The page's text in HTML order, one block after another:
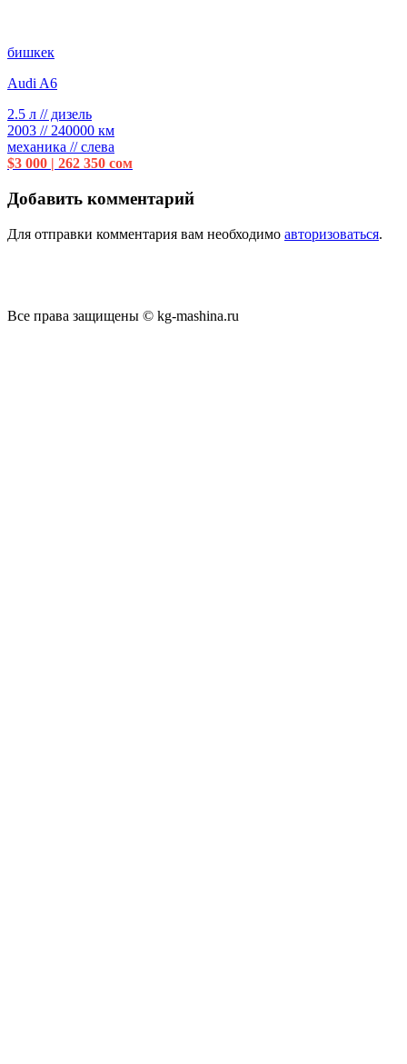
бишкек
Audi A6
2.5 л // дизель
2003 // 240000 км
механика // слева
$3 000 | 262 350 сом
Добавить комментарий
Для отправки комментария вам необходимо авторизоваться.
Все права защищены © kg-mashina.ru